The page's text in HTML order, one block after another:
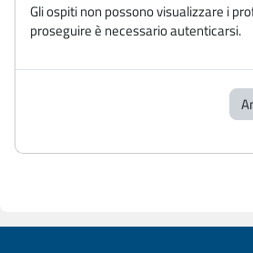
Gli ospiti non possono visualizzare i
proseguire è necessario autenticarsi.